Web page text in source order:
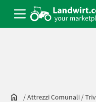
/Attrezzi Comunali /